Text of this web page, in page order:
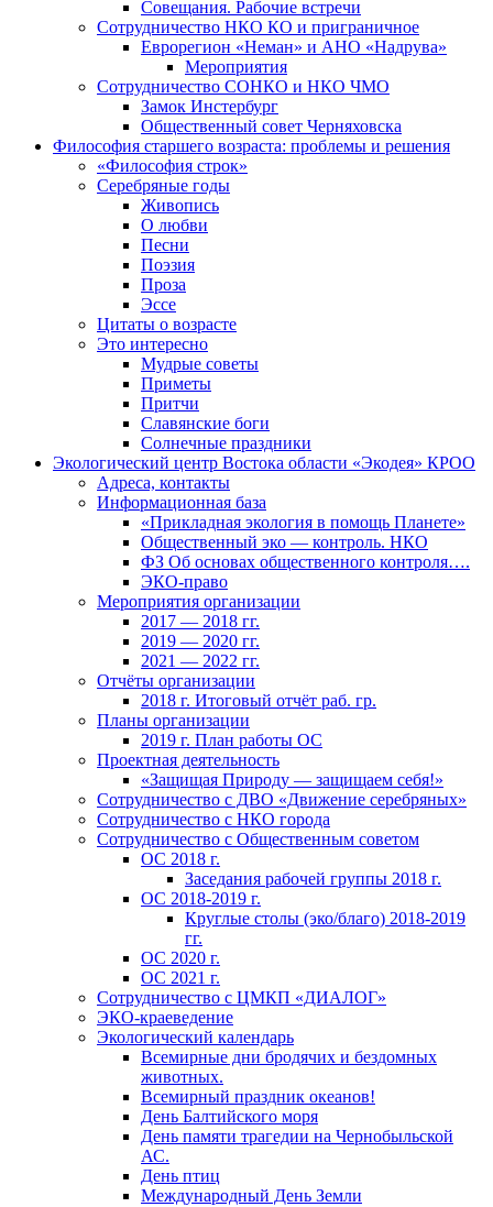
Совещания. Рабочие встречи
Сотрудничество НКО КО и приграничное
Еврорегион «Неман» и АНО «Надрува»
Мероприятия
Сотрудничество СОНКО и НКО ЧМО
Замок Инстербург
Общественный совет Черняховска
Философия старшего возраста: проблемы и решения
«Философия строк»
Серебряные годы
Живопись
О любви
Песни
Поэзия
Проза
Эссе
Цитаты о возрасте
Это интересно
Мудрые советы
Приметы
Притчи
Славянские боги
Солнечные праздники
Экологический центр Востока области «Экодея» КРОО
Адреса, контакты
Информационная база
«Прикладная экология в помощь Планете»
Общественный эко — контроль. НКО
ФЗ Об основах общественного контроля….
ЭКО-право
Мероприятия организации
2017 — 2018 гг.
2019 — 2020 гг.
2021 — 2022 гг.
Отчёты организации
2018 г. Итоговый отчёт раб. гр.
Планы организации
2019 г. План работы ОС
Проектная деятельность
«Защищая Природу — защищаем себя!»
Сотрудничество с ДВО «Движение серебряных»
Сотрудничество с НКО города
Сотрудничество с Общественным советом
ОС 2018 г.
Заседания рабочей группы 2018 г.
ОС 2018-2019 г.
Круглые столы (эко/благо) 2018-2019
гг.
ОС 2020 г.
ОС 2021 г.
Сотрудничество с ЦМКП «ДИАЛОГ»
ЭКО-краеведение
Экологический календарь
Всемирные дни бродячих и бездомных
животных.
Всемирный праздник океанов!
День Балтийского моря
День памяти трагедии на Чернобыльской
АС.
День птиц
Международный День Земли